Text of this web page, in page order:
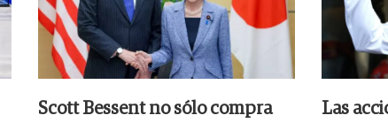
Scott Bessent no sólo compra
Las